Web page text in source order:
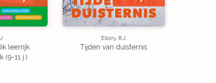
leerrijk
(9-11 j.)
Ellory, R.J.
Tijden van duisternis